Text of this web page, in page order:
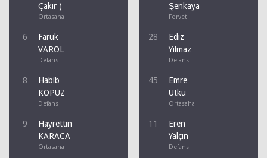
Çakır )
Ortasaha
6
Faruk
VAROL
Defans
8
Habib
KOPUZ
Defans
9
Hayrettin
KARACA
Ortasaha
Şenkaya
Forvet
28
Ediz
Yılmaz
Defans
45
Emre
Utku
Ortasaha
11
Eren
Yalçın
Defans